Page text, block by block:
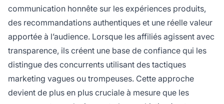
communication honnête sur les expériences produits,
des recommandations authentiques et une réelle valeur
apportée à l’audience. Lorsque les affiliés agissent avec
transparence, ils créent une base de confiance qui les
distingue des concurrents utilisant des tactiques
marketing vagues ou trompeuses. Cette approche
devient de plus en plus cruciale à mesure que les